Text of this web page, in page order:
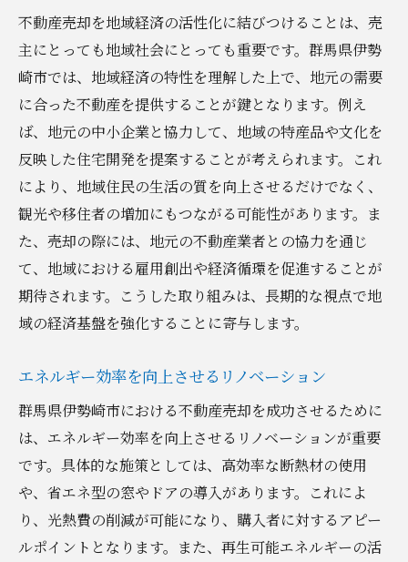
不動産売却を地域経済の活性化に結びつけることは、売
主にとっても地域社会にとっても重要です。群馬県伊勢
崎市では、地域経済の特性を理解した上で、地元の需要
に合った不動産を提供することが鍵となります。例え
ば、地元の中小企業と協力して、地域の特産品や文化を
反映した住宅開発を提案することが考えられます。これ
により、地域住民の生活の質を向上させるだけでなく、
観光や移住者の増加にもつながる可能性があります。ま
た、売却の際には、地元の不動産業者との協力を通じ
て、地域における雇用創出や経済循環を促進することが
期待されます。こうした取り組みは、長期的な視点で地
域の経済基盤を強化することに寄与します。
エネルギー効率を向上させるリノベーション
群馬県伊勢崎市における不動産売却を成功させるために
は、エネルギー効率を向上させるリノベーションが重要
です。具体的な施策としては、高効率な断熱材の使用
や、省エネ型の窓やドアの導入があります。これによ
り、光熱費の削減が可能になり、購入者に対するアピー
ルポイントとなります。また、再生可能エネルギーの活